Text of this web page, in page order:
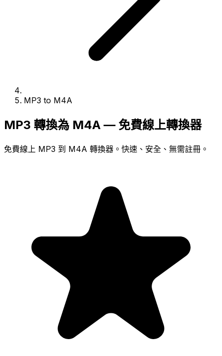
MP3 to M4A
MP3 轉換為 M4A — 免費線上轉換器
免費線上 MP3 到 M4A 轉換器。快速、安全、無需註冊。